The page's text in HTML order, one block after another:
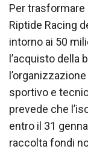
Per trasformare
Riptide Racing
intorno ai 50
l’acquisto della
sportivo e
prevede che
entro il 31
raccolta fondi